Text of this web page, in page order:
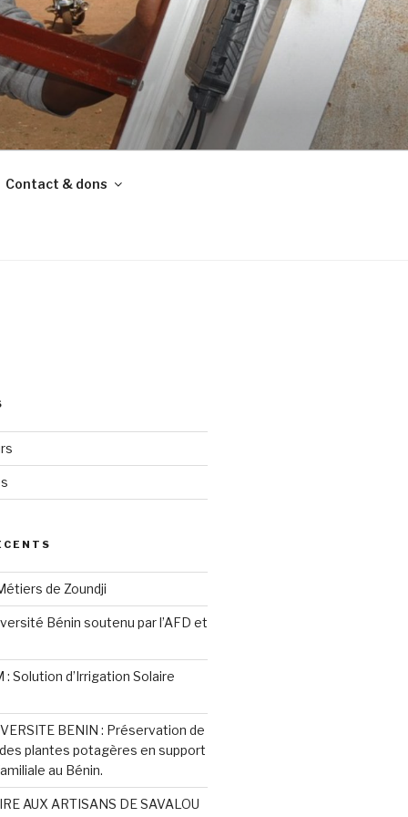
Contact & dons
de Zoundji
Bénin soutenu par l’AFD et
: Solution d’Irrigation Solaire
BENIN : Préservation de
plantes potagères en support
au Bénin.
AUX ARTISANS DE SAVALOU